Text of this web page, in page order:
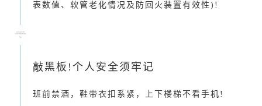
表数值、软管老化情况及防回火装置有效性)!
敲黑板!个人安全须牢记
班前禁酒，鞋带衣扣系紧，上下楼梯不看手机!